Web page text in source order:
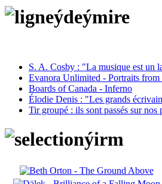
S. A. Cosby : "La musique est un
Evanora Unlimited - Portraits
Boards of Canada - Inferno
Élodie Denis : "Les grands
Tir groupé : ils sont passés sur